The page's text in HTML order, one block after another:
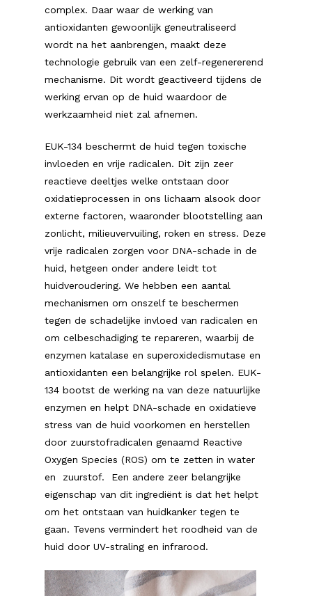
complex. Daar waar de werking van
antioxidanten gewoonlijk geneutraliseerd
wordt na het aanbrengen, maakt deze
technologie gebruik van een zelf-regenererend
mechanisme. Dit wordt geactiveerd tijdens de
werking ervan op de huid waardoor de
werkzaamheid niet zal afnemen.
EUK-134 beschermt de huid tegen toxische
invloeden en vrije radicalen. Dit zijn zeer
reactieve deeltjes welke ontstaan door
oxidatieprocessen in ons lichaam alsook door
externe factoren, waaronder blootstelling aan
zonlicht, milieuvervuiling, roken en stress. Deze
vrije radicalen zorgen voor DNA-schade in de
huid, hetgeen onder andere leidt tot
huidveroudering. We hebben een aantal
mechanismen om onszelf te beschermen
tegen de schadelijke invloed van radicalen en
om celbeschadiging te repareren, waarbij de
enzymen katalase en superoxidedismutase en
antioxidanten een belangrijke rol spelen. EUK-
134 bootst de werking na van deze natuurlijke
enzymen en helpt DNA-schade en oxidatieve
stress van de huid voorkomen en herstellen
door zuurstofradicalen genaamd Reactive
Oxygen Species (ROS) om te zetten in water
en zuurstof. Een andere zeer belangrijke
eigenschap van dit ingrediënt is dat het helpt
om het ontstaan van huidkanker tegen te
gaan. Tevens vermindert het roodheid van de
huid door UV-straling en infrarood.